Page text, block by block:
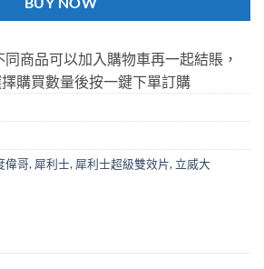
商品可以加入購物車再一起結賬，
購買數量後按一鍵下單訂購
偉哥, 犀利士, 犀利士超級雙效片, 立威大